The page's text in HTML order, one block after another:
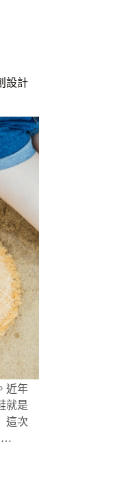
設計
近年
就是
這次
…